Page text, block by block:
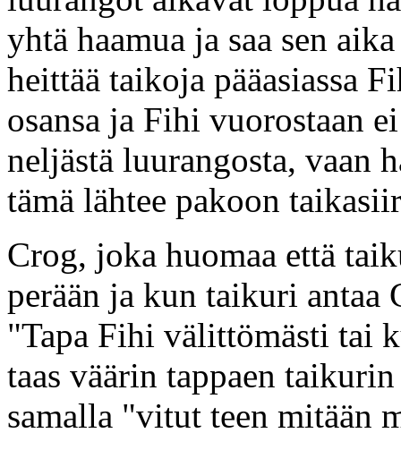
yhtä haamua ja saa sen
heittää taikoja pääasiassa
osansa ja Fihi vuorostaan
neljästä luurangosta, vaan
tämä lähtee pakoon
Crog, joka huomaa että
perään ja kun taikuri
"Tapa Fihi välittömästi tai
taas väärin tappaen
samalla "vitut teen mitään